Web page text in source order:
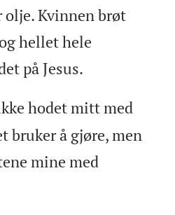
olje. Kvinnen brøt
hellet hele
på Jesus.
hodet mitt med
bruker å gjøre, men
mine med